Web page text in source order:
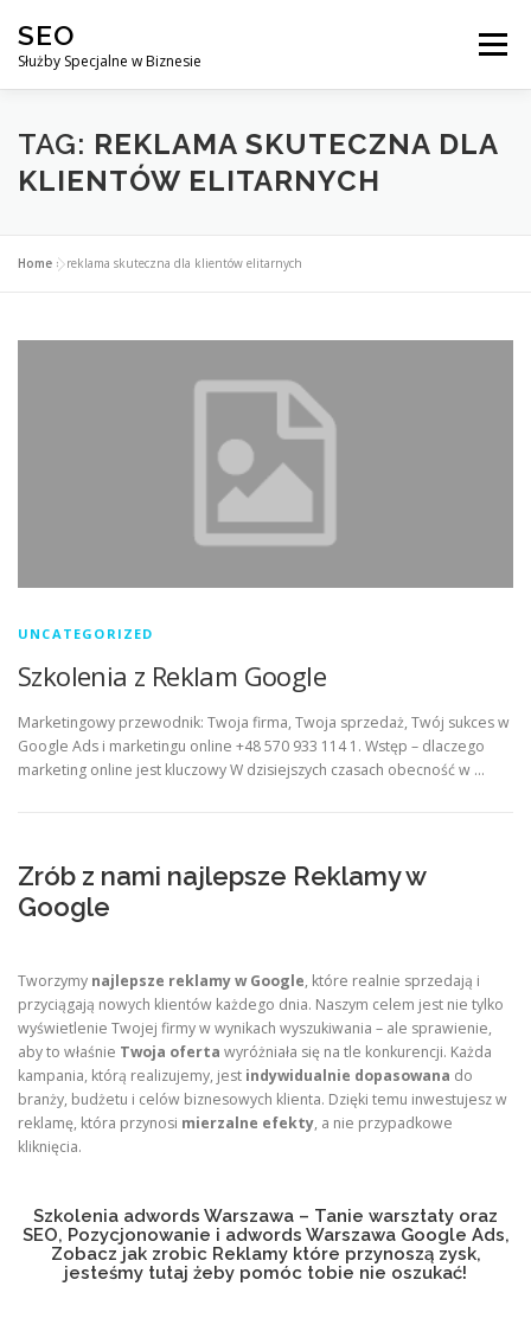
treści
SEO
Służby Specjalne w Biznesie
Menu
AGENCJA SEO CO ZYSKUJESZ ?
TAG: REKLAMA SKUTECZNA DLA
KLIENTÓW ELITARNYCH
Home »reklama skuteczna dla klientów elitarnych
UNCATEGORIZED
Szkolenia z Reklam Google
Marketingowy przewodnik: Twoja firma, Twoja sprzedaż, Twój sukces w
Google Ads i marketingu online +48 570 933 114 1. Wstęp – dlaczego
marketing online jest kluczowy W dzisiejszych czasach obecność w …
Zrób z nami najlepsze Reklamy w
Google
Tworzymy najlepsze reklamy w Google, które realnie sprzedają i
przyciągają nowych klientów każdego dnia. Naszym celem jest nie tylko
wyświetlenie Twojej firmy w wynikach wyszukiwania – ale sprawienie,
aby to właśnie Twoja oferta wyróżniała się na tle konkurencji. Każda
kampania, którą realizujemy, jest indywidualnie dopasowana do
branży, budżetu i celów biznesowych klienta. Dzięki temu inwestujesz w
reklamę, która przynosi mierzalne efekty, a nie przypadkowe
kliknięcia.
Szkolenia adwords Warszawa – Tanie warsztaty oraz
SEO, Pozycjonowanie i adwords Warszawa Google Ads,
Zobacz jak zrobic Reklamy które przynoszą zysk,
jesteśmy tutaj żeby pomóc tobie nie oszukać!